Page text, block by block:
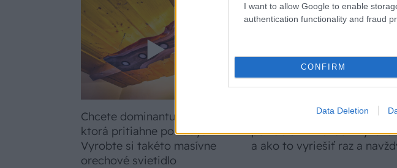
I want to allow Google to enable
authentication functionality and fraud
CONFIRM
Data Deletion
Chcete dominantu interiéru,
ktorá pritiahne pohľady?
Vyrobte si takéto masívne
orechové svietidlo
Prečo klasická izolácia
potrubia v mrazoch zlyháva
a ako to vyriešiť raz a